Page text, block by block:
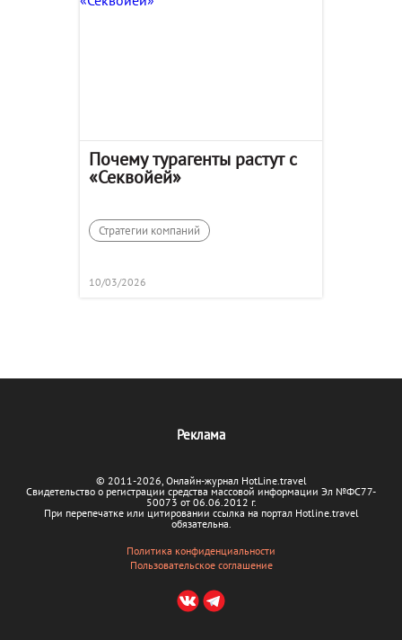
Почему турагенты растут с
«Секвойей»
Стратегии компаний
10/03/2026
Реклама
© 2011-2026, Онлайн-журнал HotLine.travel
Свидетельство о регистрации средства массовой информации Эл №ФС77-
50073 от 06.06.2012 г.
При перепечатке или цитировании ссылка на портал Hotline.travel
обязательна.
Политика конфиденциальности
Пользовательское соглашение